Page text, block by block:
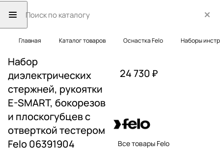
Главная Каталог товаров Оснастка Felo Наборы
Набор
диэлектрических
стержней, рукоятки
E-SMART, бокорезов
и плоскогубцев с
отверткой тестером
Felo 06391904
24 730 ₽
Все товары Felo